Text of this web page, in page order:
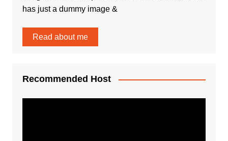
has just a dummy image &
Read about me
Recommended Host